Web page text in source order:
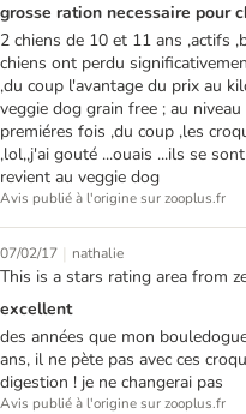
grosse ration necessaire pour
2 chiens de 10 et 11 ans ,actifs
chiens ont perdu
,du coup l'avantage du prix au
veggie dog grain free ; au
premiéres fois ,du coup ,les
,lol,,j'ai gouté ...ouais ...ils se
revient au veggie dog
Avis publié à l'origine sur zooplus.fr
07/02/17 | nathalie
This is a stars rating area from
excellent
des années que mon
ans, il ne pète pas avec ces
digestion ! je ne changerai pas
Avis publié à l'origine sur zooplus.fr